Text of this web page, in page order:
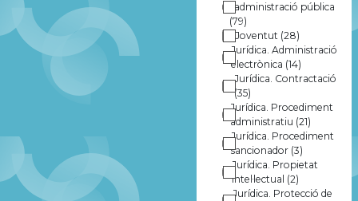
l'administració pública
(79)
Joventut (28)
Jurídica. Administració
electrònica (14)
Jurídica. Contractació
(35)
Jurídica. Procediment
administratiu (21)
Jurídica. Procediment
sancionador (3)
Jurídica. Propietat
intel·lectual (2)
Jurídica. Protecció de